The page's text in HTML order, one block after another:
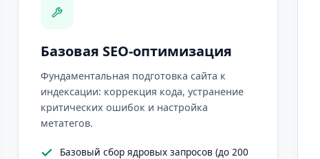
Базовая SEO-оптимизация
Фундаментальная подготовка сайта к
индексации: коррекция кода, устранение
критических ошибок и настройка
метатегов.
Базовый сбор ядровых запросов (до 200